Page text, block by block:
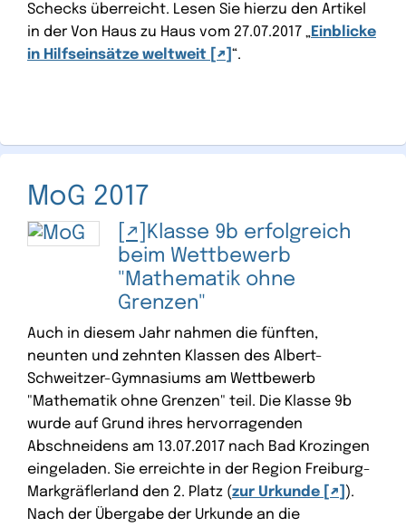
Schecks überreicht. Lesen Sie hierzu den Artikel
in der Von Haus zu Haus vom 27.07.2017 „Einblicke
in Hilfseinsätze weltweit
“.
MoG 2017
Klasse 9b erfolgreich
beim Wettbewerb
"Mathematik ohne
Grenzen"
Auch in diesem Jahr nahmen die fünften,
neunten und zehnten Klassen des Albert-
Schweitzer-Gymnasiums am Wettbewerb
"Mathematik ohne Grenzen" teil. Die Klasse 9b
wurde auf Grund ihres hervorragenden
Abschneidens am 13.07.2017 nach Bad Krozingen
eingeladen. Sie erreichte in der Region Freiburg-
Markgräflerland den 2. Platz (zur Urkunde
).
Nach der Übergabe der Urkunde an die